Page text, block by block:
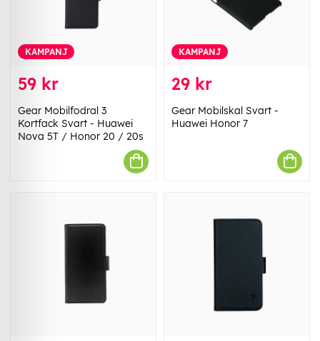
KAMPANJ
59 kr
Gear Mobilfodral 3
Kortfack Svart - Huawei
Nova 5T / Honor 20 / 20s
KAMPANJ
29 kr
Gear Mobilskal Svart -
Huawei Honor 7